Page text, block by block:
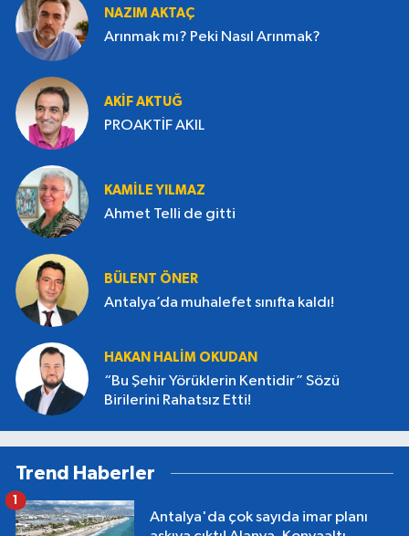
NAZIM AKTAÇ
Arınmak mı? Peki Nasıl Arınmak?
AKIF AKTUĞ
PROAKTİF AKIL
KAMILE YILMAZ
Ahmet Telli de gitti
BÜLENT ÖNER
Antalya’da muhalefet sınıfta kaldı!
HAKAN HALIM OKUDAN
“Bu Şehir Yörüklerin Kentidir” Sözü
Birilerini Rahatsız Etti!
Trend Haberler
Antalya'da çok sayıda imar planı
1